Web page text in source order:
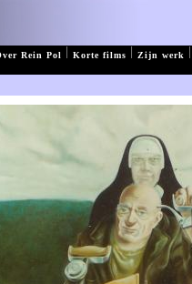
Rein Pol Korte films Zijn werk